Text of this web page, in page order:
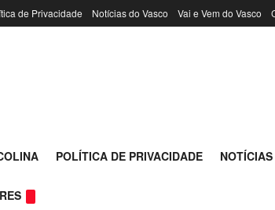
de Privacidade Notícias do Vasco Vai e Vem do Vasco
POLÍTICA DE PRIVACIDADE